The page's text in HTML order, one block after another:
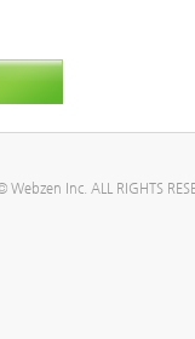
Inc. ALL RIGHTS